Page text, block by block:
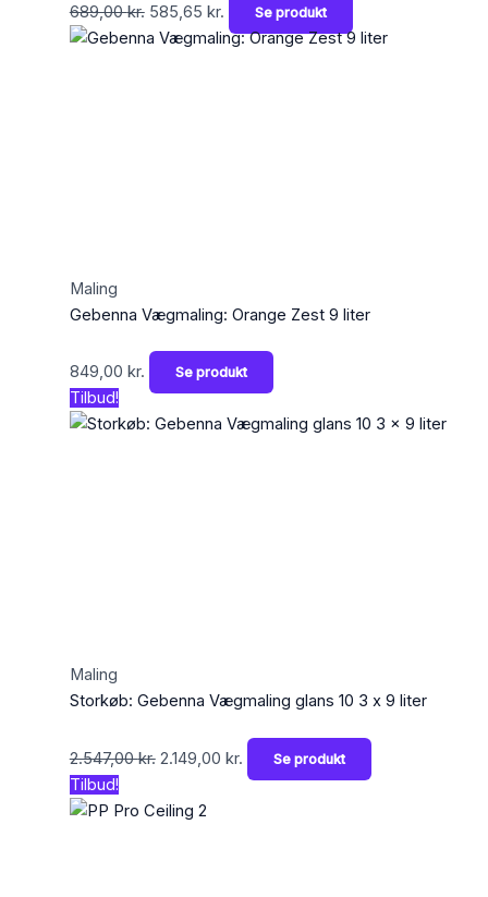
689,00kr. 585,65 kr. Se produkt
Maling
Gebenna Vægmaling: Orange Zest 9 liter
849,00 kr. Se produkt
Tilbud!
Maling
Storkøb: Gebenna Vægmaling glans 10 3 x 9 liter
2.547,00kr. 2.149,00 kr. Se produkt
Tilbud!